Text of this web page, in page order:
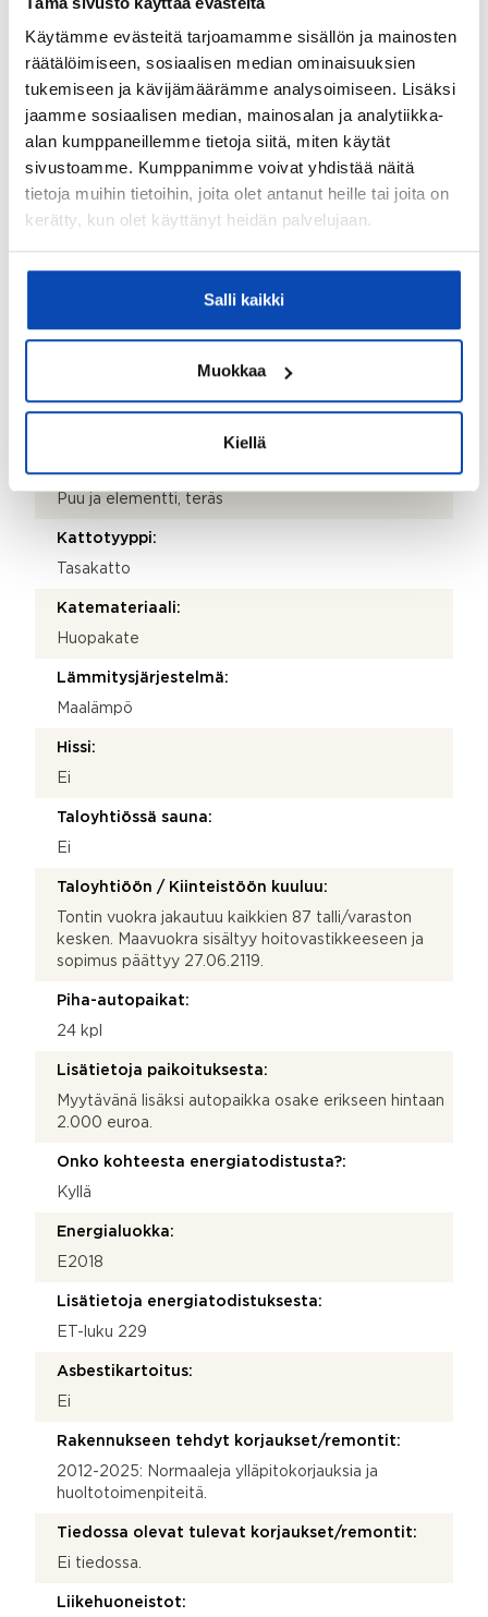
Käytämme evästeitä tarjoamamme sisällön ja mainosten
räätälöimiseen, sosiaalisen median ominaisuuksien
tukemiseen ja kävijämäärämme analysoimiseen. Lisäksi
jaamme sosiaalisen median, mainosalan ja analytiikka-
alan kumppaneillemme tietoja siitä, miten käytät
sivustoamme. Kumppanimme voivat yhdistää näitä
tietoja muihin tietoihin, joita olet antanut heille tai joita on
kerätty, kun olet käyttänyt heidän palvelujaan.
Salli kaikki
Muokkaa
Kiellä
358 207 480 097
Turvalaaksonkaari 2, 3. krs
Postinumero:
01740
Postitoimipaikka:
Vantaa
Valmistumisvuosi:
Käyttöönottovuosi:
Puu ja elementti, teräs
Kattotyyppi:
Tasakatto
Katemateriaali:
Huopakate
Lämmitysjärjestelmä:
Maalämpö
Hissi:
Ei
Taloyhtiössä sauna:
Ei
Taloyhtiöön / Kiinteistöön kuuluu:
Tontin vuokra jakautuu kaikkien 87 talli/varaston
kesken. Maavuokra sisältyy hoitovastikkeeseen ja
sopimus päättyy 27.06.2119.
Piha-autopaikat:
24 kpl
Lisätietoja paikoituksesta:
Myytävänä lisäksi autopaikka osake erikseen hintaan
2.000 euroa.
Onko kohteesta energiatodistusta?:
Kyllä
Energialuokka:
E2018
Lisätietoja energiatodistuksesta:
ET-luku 229
Asbestikartoitus:
Ei
Rakennukseen tehdyt korjaukset/remontit:
2012-2025: Normaaleja ylläpitokorjauksia ja
huoltotoimenpiteitä.
Tiedossa olevat tulevat korjaukset/remontit:
Ei tiedossa.
Liikehuoneistot: